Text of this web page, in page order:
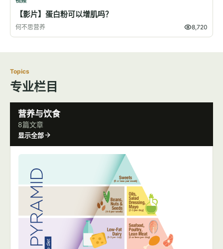
【影片】蛋白粉可以增肌吗？
何不思营养 8,720
Topics
专业栏目
营养与饮食
8篇文章
显示全部